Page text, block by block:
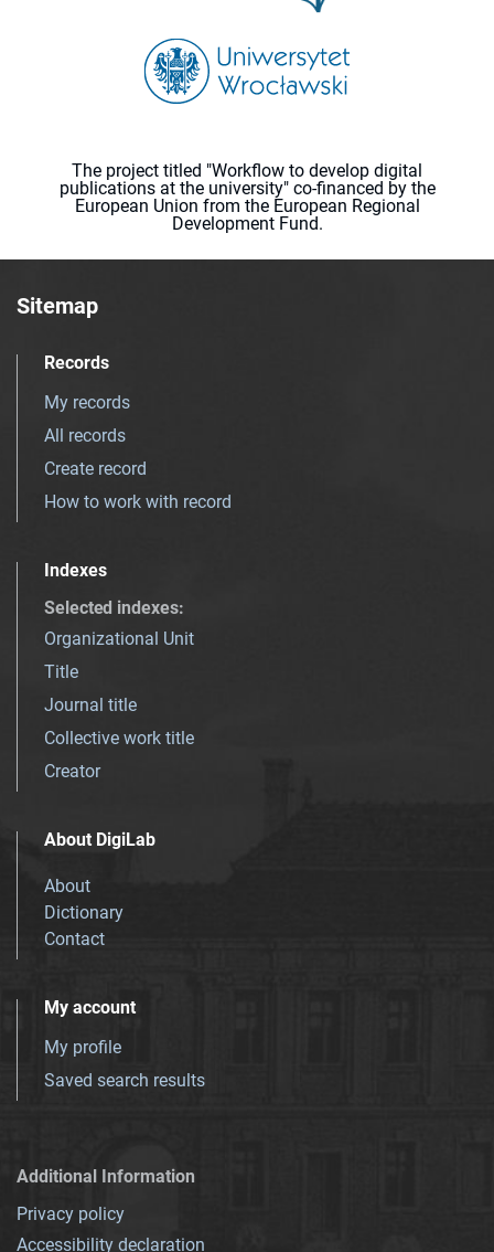
The project titled "Workflow to develop digital
publications at the university" co-financed by the
European Union from the European Regional
Development Fund.
Sitemap
Records
My records
All records
Create record
How to work with record
Indexes
Selected indexes:
Organizational Unit
Title
Journal title
Collective work title
Creator
About DigiLab
About
Dictionary
Contact
My account
My profile
Saved search results
Additional Information
Privacy policy
Accessibility declaration